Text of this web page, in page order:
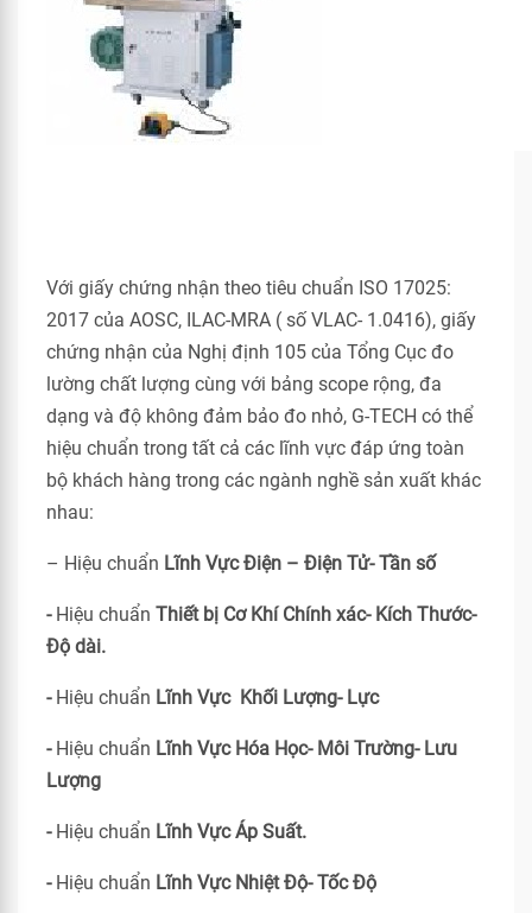
Với giấy chứng nhận theo tiêu chuẩn ISO 17025:
2017 của AOSC, ILAC-MRA ( số VLAC- 1.0416), giấy
chứng nhận của Nghị định 105 của Tổng Cục đo
lường chất lượng cùng với bảng scope rộng, đa
dạng và độ không đảm bảo đo nhỏ, G-TECH có thể
hiệu chuẩn trong tất cả các lĩnh vực đáp ứng toàn
bộ khách hàng trong các ngành nghề sản xuất khác
nhau:
– Hiệu chuẩn Lĩnh Vực Điện – Điện Tử- Tần số
- Hiệu chuẩn Thiết bị Cơ Khí Chính xác- Kích Thước-
Độ dài.
- Hiệu chuẩn Lĩnh Vực Khối Lượng- Lực
- Hiệu chuẩn Lĩnh Vực Hóa Học- Môi Trường- Lưu
Lượng
- Hiệu chuẩn Lĩnh Vực Áp Suất.
-Hiệu chuẩn Lĩnh Vực Nhiệt Độ- Tốc Độ